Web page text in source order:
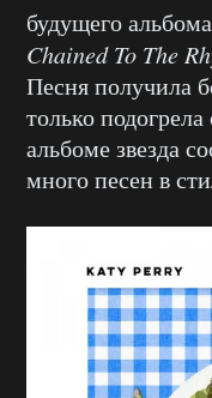
будущего
Chained To The
Песня получила
только
альбоме звезда
много песен в